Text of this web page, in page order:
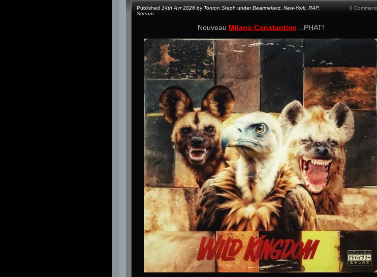
Published 14th Avr 2026 by Tonton Steph underBeatmakerz New-York RAP,
Stream
0 Comment
Nouveau Milano Constantine…PHAT!